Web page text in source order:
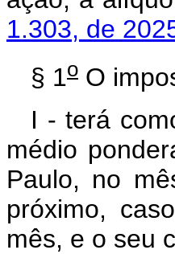
1.303, de
§ 1o O
I - terá
médio
Paulo, no
próximo,
mês, e o seu